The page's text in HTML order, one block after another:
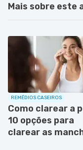
Mais sobre este
REMÉDIOS CASEIROS
Como clarear a
10 opções para
clarear as